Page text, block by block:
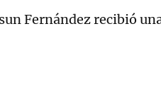
Fernández recibió